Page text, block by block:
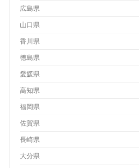
広島県
山口県
香川県
徳島県
愛媛県
高知県
福岡県
佐賀県
長崎県
大分県